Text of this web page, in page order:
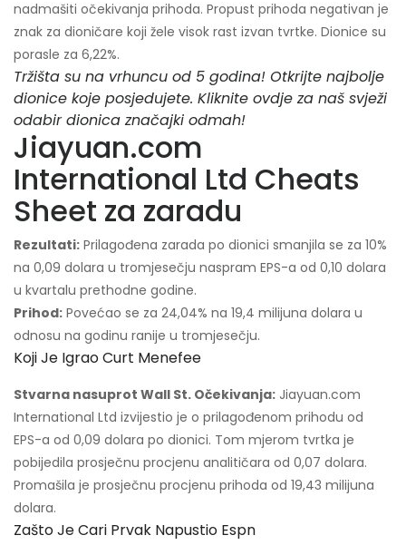
nadmašiti očekivanja prihoda. Propust prihoda negativan je
znak za dioničare koji žele visok rast izvan tvrtke. Dionice su
porasle za 6,22%.
Tržišta su na vrhuncu od 5 godina! Otkrijte najbolje
dionice koje posjedujete. Kliknite ovdje za naš svježi
odabir dionica značajki odmah!
Jiayuan.com
International Ltd Cheats
Sheet za zaradu
Rezultati: Prilagođena zarada po dionici smanjila se za 10%
na 0,09 dolara u tromjesečju naspram EPS-a od 0,10 dolara
u kvartalu prethodne godine.
Prihod: Povećao se za 24,04% na 19,4 milijuna dolara u
odnosu na godinu ranije u tromjesečju.
Koji Je Igrao Curt Menefee
Stvarna nasuprot Wall St. Očekivanja: Jiayuan.com
International Ltd izvijestio je o prilagođenom prihodu od
EPS-a od 0,09 dolara po dionici. Tom mjerom tvrtka je
pobijedila prosječnu procjenu analitičara od 0,07 dolara.
Promašila je prosječnu procjenu prihoda od 19,43 milijuna
dolara.
Zašto Je Cari Prvak Napustio Espn